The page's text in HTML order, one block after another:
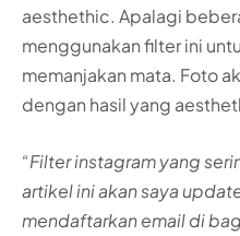
aesthethic. Apalagi
menggunakan filter ini
memanjakan mata. Foto
dengan hasil yang
“Filter instagram yang
artikel ini akan saya
mendaftarkan email di